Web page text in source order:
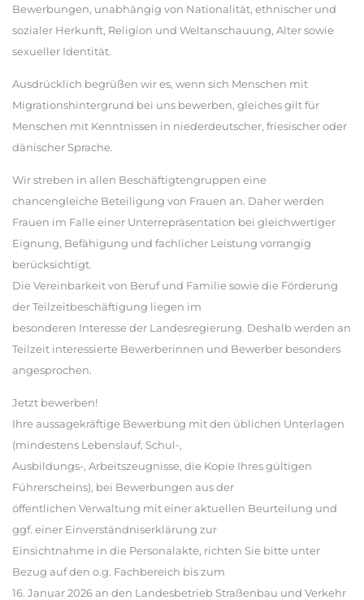
Bewerbungen, unabhängig von Nationalität, ethnischer und
sozialer Herkunft, Religion und Weltanschauung, Alter sowie
sexueller Identität.
Ausdrücklich begrüßen wir es, wenn sich Menschen mit
Migrationshintergrund bei uns bewerben, gleiches gilt für
Menschen mit Kenntnissen in niederdeutscher, friesischer oder
dänischer Sprache.
Wir streben in allen Beschäftigtengruppen eine
chancengleiche Beteiligung von Frauen an. Daher werden
Frauen im Falle einer Unterrepräsentation bei gleichwertiger
Eignung, Befähigung und fachlicher Leistung vorrangig
berücksichtigt.
Die Vereinbarkeit von Beruf und Familie sowie die Förderung
der Teilzeitbeschäftigung liegen im
besonderen Interesse der Landesregierung. Deshalb werden an
Teilzeit interessierte Bewerberinnen und Bewerber besonders
angesprochen.
Jetzt bewerben!
Ihre aussagekräftige Bewerbung mit den üblichen Unterlagen
(mindestens Lebenslauf, Schul-,
Ausbildungs-, Arbeitszeugnisse, die Kopie Ihres gültigen
Führerscheins), bei Bewerbungen aus der
öffentlichen Verwaltung mit einer aktuellen Beurteilung und
ggf. einer Einverständniserklärung zur
Einsichtnahme in die Personalakte, richten Sie bitte unter
Bezug auf den o.g. Fachbereich bis zum
16. Januar 2026 an den Landesbetrieb Straßenbau und Verkehr